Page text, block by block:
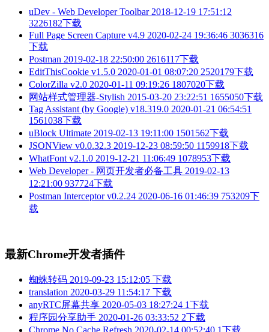
uDev - Web Developer Toolbar 2018-12-19 17:51:12
3226182下载
Full Page Screen Capture v4.9 2020-02-24 19:36:46 3036316
下载
Postman 2019-02-18 22:50:00 2616117下载
EditThisCookie v1.5.0 2020-01-01 08:07:20 2520179下载
ColorZilla v2.0 2020-01-11 09:19:26 1807020下载
网站样式管理器-Stylish 2015-03-20 23:22:51 1655050下载
Tag Assistant (by Google) v18.319.0 2020-01-21 06:54:51
1561038下载
uBlock Ultimate 2019-02-13 19:11:00 1501562下载
JSONView v0.0.32.3 2019-12-23 08:59:50 1159918下载
WhatFont v2.1.0 2019-12-21 11:06:49 1078953下载
Web Developer - 网页开发者必备工具 2019-02-13
12:21:00 937724下载
Postman Interceptor v0.2.24 2020-06-16 01:46:39 753209下
载
最新Chrome开发者插件
蜘蛛转码 2019-09-23 15:12:05 下载
translation 2020-03-29 11:54:17 下载
anyRTC屏幕共享 2020-05-03 18:27:24 1下载
程序园分享助手 2020-01-26 03:33:52 2下载